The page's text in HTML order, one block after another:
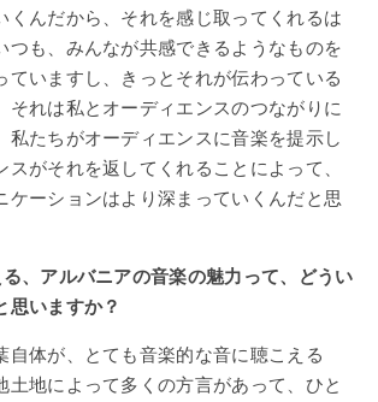
くんだから、それを感じ取ってくれるは
つも、みんなが共感できるようなものを
ていますし、きっとそれが伝わっている
それは私とオーディエンスのつながりに
私たちがオーディエンスに音楽を提示し
スがそれを返してくれることによって、
ケーションはより深まっていくんだと思
、アルバニアの音楽の魅力って、どうい
思いますか？
自体が、とても音楽的な音に聴こえる
土地によって多くの方言があって、ひと